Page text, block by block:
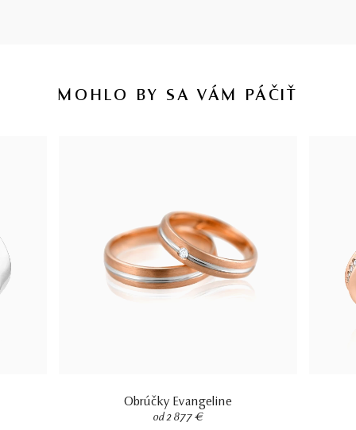
MOHLO BY SA VÁM PÁČIŤ
Obrúčky Evangeline
od 2 877 €